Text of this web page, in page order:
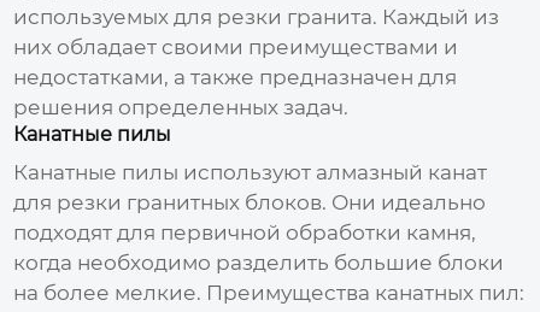
используемых для резки гранита. Каждый из
них обладает своими преимуществами и
недостатками, а также предназначен для
решения определенных задач.
Канатные пилы
Канатные пилы используют алмазный канат
для резки гранитных блоков. Они идеально
подходят для первичной обработки камня,
когда необходимо разделить большие блоки
на более мелкие. Преимущества канатных пил: